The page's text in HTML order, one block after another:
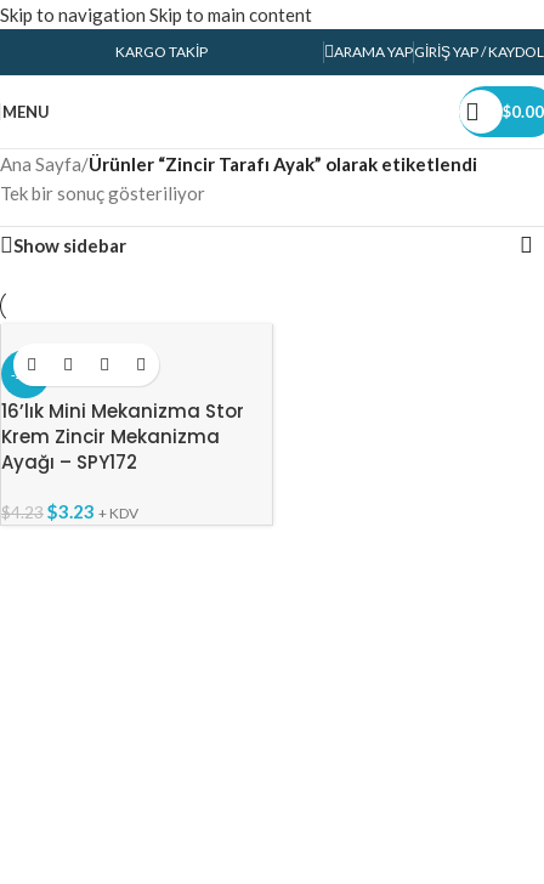
Skip to navigation Skip to main content
KARGO TAKIP ARAMA YAPGIRIŞ YAP / KAYDOL
MENU $0.00
Ana Sayfa/Ürünler “Zincir Tarafı Ayak” olarak etiketlendi
Tek bir sonuç gösteriliyor
Show sidebar
-24%
16’lık Mini Mekanizma Stor
Krem Zincir Mekanizma
Ayağı – SPY172
$4.23$3.23 + KDV